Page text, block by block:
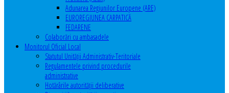
Adunarea Regiunilor Europene (ARE)
EUROREGIUNEA CARPATICĂ
FEDARENE
Colaborări cu ambasadele
Monitorul Oficial Local
Statutul Unităţii Administrativ-Teritoriale
Regulamentele privind procedurile
administrative
Hotărârile autorităţii deliberative